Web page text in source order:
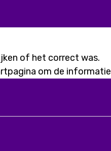
of het correct was.
om de